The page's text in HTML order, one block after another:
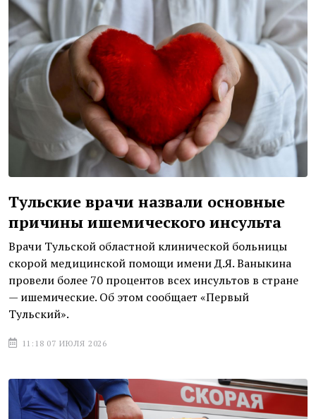
Тульские врачи назвали основные
причины ишемического инсульта
Врачи Тульской областной клинической больницы
скорой медицинской помощи имени Д.Я. Ваныкина
провели более 70 процентов всех инсультов в стране
— ишемические. Об этом сообщает «Первый
Тульский».
11:18 07 ИЮЛЯ 2026